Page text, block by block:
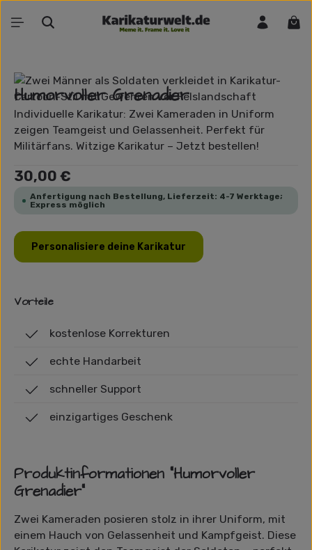
Zum Hauptinhalt springen
Bildergalerie überspringen
Humorvoller Grenadier
Individuelle Karikatur: Zwei Kameraden in Uniform
zeigen Teamgeist und Gelassenheit. Perfekt für
Militärfans. Witzige Karikatur – Jetzt bestellen!
Regulärer Preis:
30,00 €
Anfertigung nach Bestellung, Lieferzeit: 4-7 Werktage;
Express möglich
Personalisiere deine Karikatur
Vorteile
kostenlose Korrekturen
echte Handarbeit
schneller Support
einzigartiges Geschenk
Produktinformationen "Humorvoller
Grenadier"
Zwei Kameraden posieren stolz in ihrer Uniform, mit
einem Hauch von Gelassenheit und Kampfgeist. Diese